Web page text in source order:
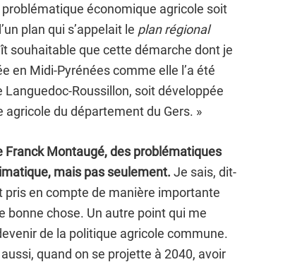
économique agricole soit
plan qui s’appelait le plan régional
souhaitable que cette démarche dont je
en Midi-Pyrénées comme elle l’a été
Roussillon, soit développée
agricole du département du Gers. »
Franck Montaugé, des problématiques
mais pas seulement. Je sais, dit-
pris en compte de manière importante
bonne chose. Un autre point qui me
de la politique agricole commune.
quand on se projette à 2040, avoir